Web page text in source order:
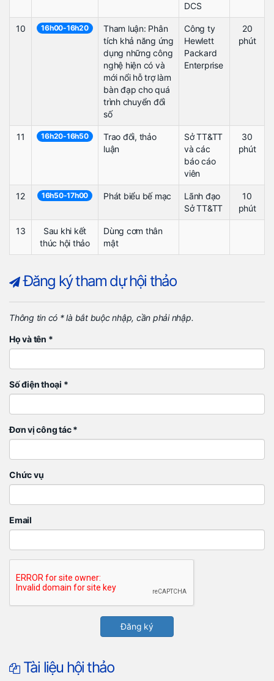
DCS
10 16h00-16h20
Tham luận: Phân
tích khả năng ứng
dụng những công
nghệ hiện có và
mới nổi hỗ trợ làm
bàn đạp cho quá
trình chuyển đổi
số
Công ty
Hewlett
Packard
Enterprise
20
phút
11 16h20-16h50
Trao đổi, thảo
luận
Sở TT&TT
và các
báo cáo
viên
30
phút
12 16h50-17h00 Phát biểu bế mạc
Lãnh đạo
Sở TT&TT
10
phút
13
Sau khi kết
thúc hội thảo
Dùng cơm thân
mật
Đăng ký tham dự hội thảo
Thông tin có *là bắt buộc nhập, cần phải nhập.
Họ và tên *
Số điện thoại *
Đơn vị công tác *
Chức vụ
Email
Tài liệu hội thảo